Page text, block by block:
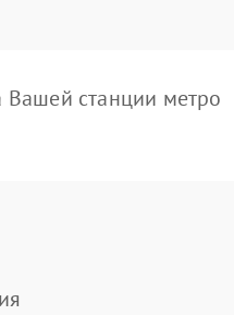
станции метро